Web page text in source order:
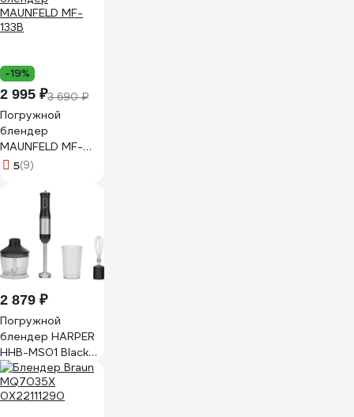
-19%
2 995 ₽3 690 ₽
Погружной
блендер
MAUNFELD MF-
133B
5(9)
2 879 ₽
Погружной
блендер HARPER
HHB-MS01 Black
H00002931